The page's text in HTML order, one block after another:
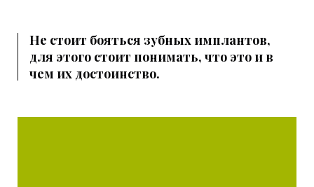
Не стоит бояться зубных имплантов,
для этого стоит понимать, что это и в
чем их достоинство.